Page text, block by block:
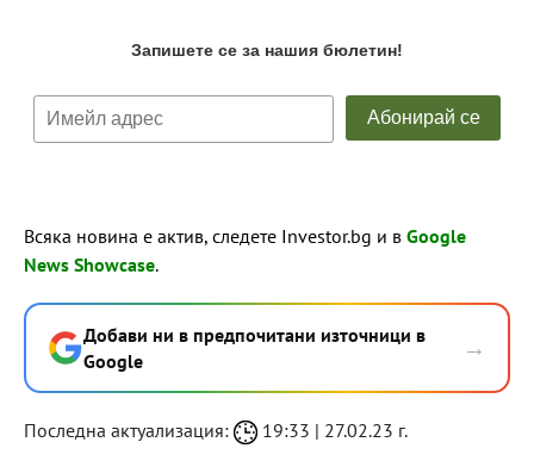
Всяка новина е актив, следете Investor.bg и в Google
News Showcase.
Добави ни в предпочитани източници в
Google
→
Последна актуализация: 19:33 | 27.02.23 г.